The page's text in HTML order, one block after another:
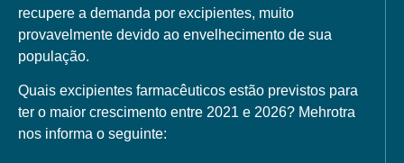
recupere a demanda por excipientes, muito
provavelmente devido ao envelhecimento de sua
população.
Quais excipientes farmacêuticos estão previstos para
ter o maior crescimento entre 2021 e 2026? Mehrotra
nos informa o seguinte: